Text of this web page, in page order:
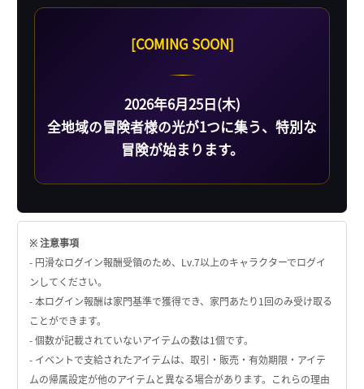
[COMING SOON]
2026年6月25日(木)
全地域の冒険者様の光が1つに集う、特別な
冒険が始まります。
※ 注意事項
- 円滑なログイン報酬受領のため、Lv.7以上のキャラクターでログイ
ンしてください。
- 本ログイン報酬は家門基準で獲得でき、家門あたり1回のみ受け取る
ことができます。
- 個数が記載されていないアイテムの数は1個です。
- イベントで支給されたアイテムは、取引・販売・有効期限・アイテ
ムの帰属設定が他のアイテムと異なる場合があります。これらの理由